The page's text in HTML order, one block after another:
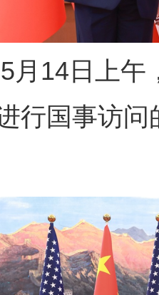
14日上午
行国事访